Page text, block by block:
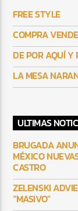
FREE STYLE
COMPRA
DE POR AQUÍ Y
LA MESA
ULTIMAS
BRUGADA
MÉXICO
CASTRO
ZELENSKI
“MASIVO”